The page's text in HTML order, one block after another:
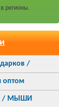
/
оптом
/ МЫШИ